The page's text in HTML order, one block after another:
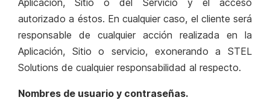
Aplicación, Sitio o del Servicio y el acceso
autorizado a éstos. En cualquier caso, el cliente será
responsable de cualquier acción realizada en la
Aplicación, Sitio o servicio, exonerando a STEL
Solutions de cualquier responsabilidad al respecto.
Nombres de usuario y contraseñas.